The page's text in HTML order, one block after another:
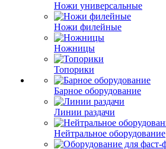
Ножи универсальные
Ножи филейные
Ножницы
Топорики
Барное оборудование
Линии раздачи
Нейтральное оборудование